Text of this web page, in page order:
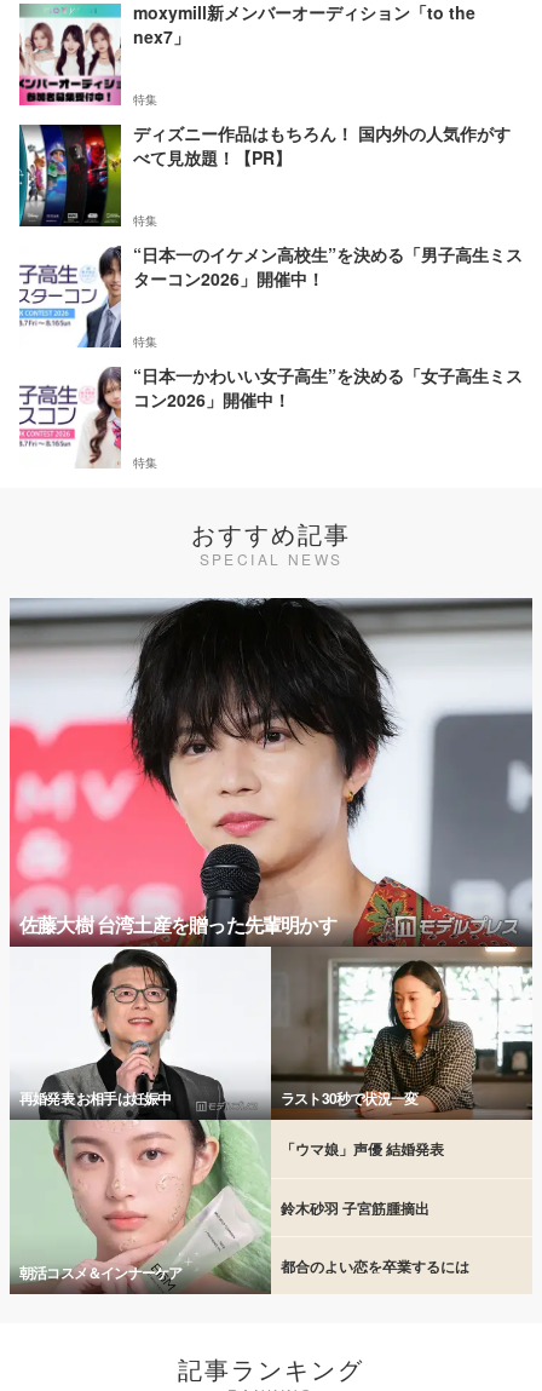
moxymill新メンバーオーディション「to the
nex7」
特集
ディズニー作品はもちろん！ 国内外の人気作がす
べて見放題！【PR】
特集
“日本一のイケメン高校生”を決める「男子高生ミス
ターコン2026」開催中！
特集
“日本一かわいい女子高生”を決める「女子高生ミス
コン2026」開催中！
特集
おすすめ記事
SPECIAL NEWS
佐藤大樹 台湾土産を贈った先輩明かす
再婚発表 お相手は妊娠中 ラスト30秒で状況一変
朝活コスメ＆インナーケア
「ウマ娘」声優 結婚発表
鈴木砂羽 子宮筋腫摘出
都合のよい恋を卒業するには
記事ランキング